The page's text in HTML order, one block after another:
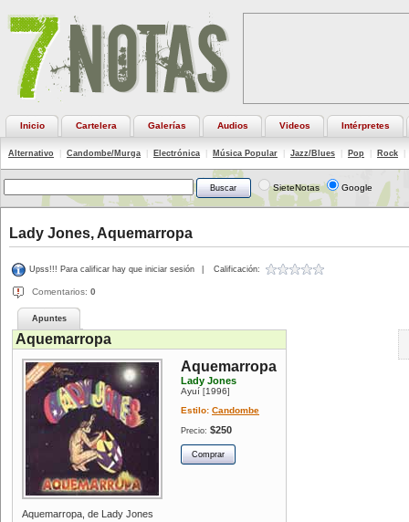
Inicio Cartelera Galerías Audios Videos Intérpretes
Alternativo Candombe/Murga Electrónica Música Popular Jazz/Blues Pop Rock
SieteNotas Google
Lady Jones, Aquemarropa
Upss!!! Para calificar hay que iniciar sesión Calificación:
Comentarios: 0
Apuntes
Aquemarropa
Aquemarropa
Lady Jones
Ayuí [1996]
Estilo: Candombe
Precio: $250
Aquemarropa, de Lady Jones